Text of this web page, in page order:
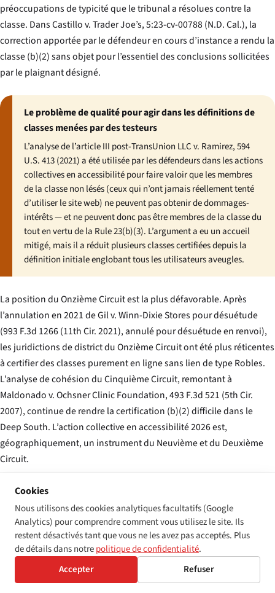
préoccupations de typicité que le tribunal a résolues contre la
classe. DansCastillo v. Trader Joe’s, 5:23-cv-00788 (N.D. Cal.), la
correction apportée par le défendeur en cours d’instance a rendu la
classe (b)(2) sans objet pour l’essentiel des conclusions sollicitées
par le plaignant désigné.
Le problème de qualité pour agir dans les définitions de
classes menées par des testeurs
L’analyse de l’article III post-TransUnion LLC v. Ramirez, 594
U.S. 413 (2021) a été utilisée par les défendeurs dans les actions
collectives en accessibilité pour faire valoir que les membres
de la classe non lésés (ceux qui n’ont jamais réellement tenté
d’utiliser le site web) ne peuvent pas obtenir de dommages-
intérêts — et ne peuvent donc pas être membres de la classe du
tout en vertu de la Rule 23(b)(3). L’argument a eu un accueil
mitigé, mais il a réduit plusieurs classes certifiées depuis la
définition initiale englobant tous les utilisateurs aveugles.
La position du Onzième Circuit est la plus défavorable. Après
l’annulation en 2021 deGil v. Winn-Dixie Stores pour désuétude
(993 F.3d 1266 (11th Cir. 2021), annulé pour désuétude en renvoi),
les juridictions de district du Onzième Circuit ont été plus réticentes
à certifier des classes purement en ligne sans lien de type Robles.
L’analyse de cohésion du Cinquième Circuit, remontant à
Maldonado v. Ochsner Clinic Foundation, 493 F.3d 521 (5th Cir.
2007), continue de rendre la certification (b)(2) difficile dans le
Deep South. L’action collective en accessibilité 2026 est,
géographiquement, un instrument du Neuvième et du Deuxième
Circuit.
07 · Actions collectives Unruh devant les
tribunaux d’État en vertu du §1781 et §3345
En parallèle à la voie fédérale Rule 23 se déroule l’action collective
Cookies
Nous utilisons des cookies analytiques facultatifs (Google
Analytics) pour comprendre comment vous utilisez le site. Ils
restent désactivés tant que vous ne les avez pas acceptés. Plus
de détails dans notrepolitique de confidentialité.
Accepter
Refuser